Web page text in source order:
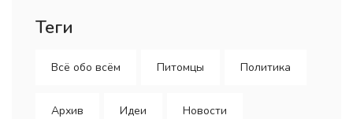
Теги
Всё обо всём Питомцы Политика
Архив Идеи Новости